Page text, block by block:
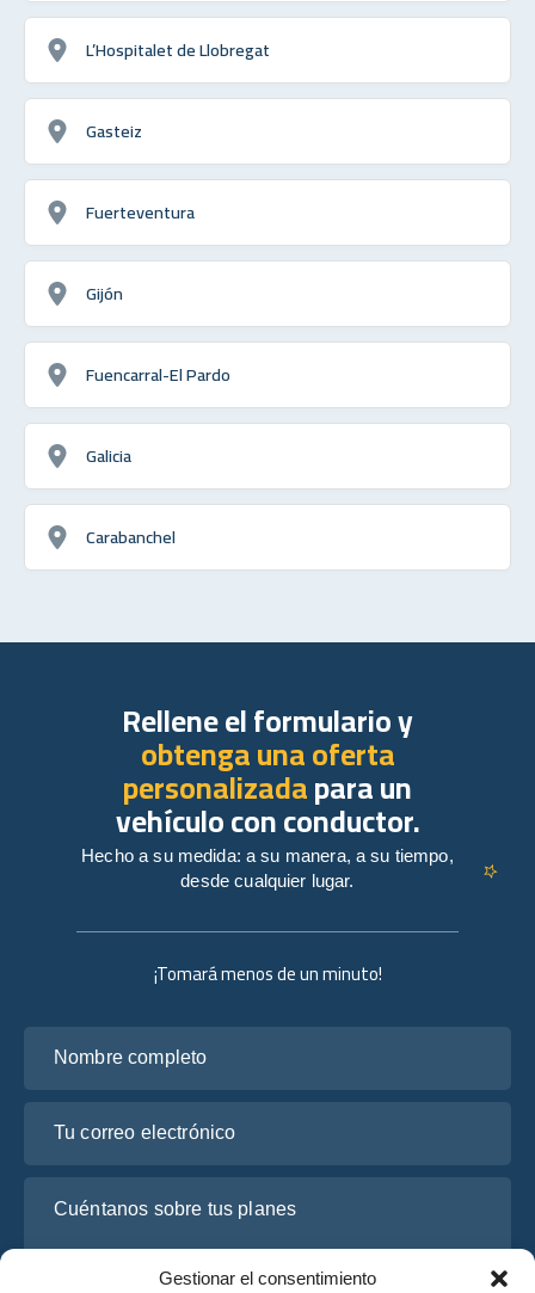
Gestionar el consentimiento
L’Hospitalet de Llobregat
Gasteiz
Fuerteventura
Gijón
Fuencarral-El Pardo
Galicia
Carabanchel
¡Tomará menos de un minuto!
Rellene el formulario y
obtenga una oferta
personalizadapara un
vehículo con conductor.
Hecho a su medida: a su manera, a su tiempo,
desde cualquier lugar.